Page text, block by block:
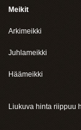
Meikit
Arkimeikki
Juhlameikki
Häämeikki
Liukuva hinta riippuu